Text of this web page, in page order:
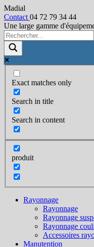
Madial
Contact 04 72 79 34 44
Une large gamme
Exact matches only
Search in title
Search in content
produit
Rayonnage
Rayonnage
Rayonnage
Rayonnage
Accessoires
Manutention